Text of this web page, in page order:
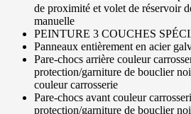
de proximité et volet de réservoir
manuelle
PEINTURE 3 COUCHES
Panneaux entièrement en acier
Pare-chocs arrière couleur
protection/garniture de bouclier
couleur carrosserie
Pare-chocs avant couleur
protection/garniture de bouclier